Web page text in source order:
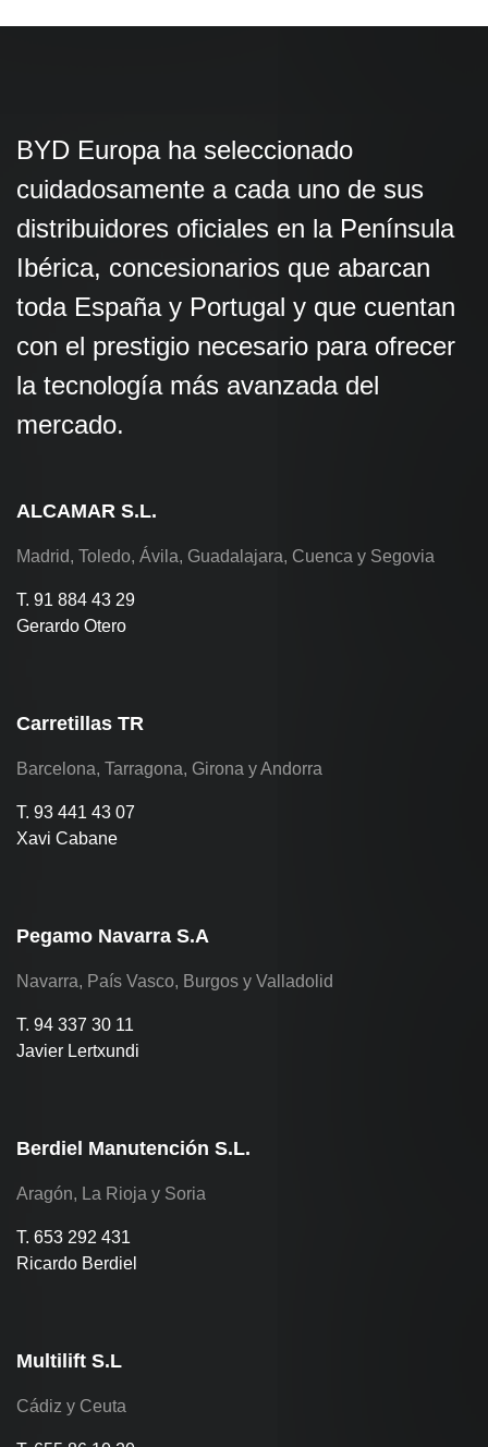
BYD Europa ha seleccionado
cuidadosamente a cada uno de sus
distribuidores oficiales en la Península
Ibérica, concesionarios que abarcan
toda España y Portugal y que cuentan
con el prestigio necesario para ofrecer
la tecnología más avanzada del
mercado.
ALCAMAR S.L.
Madrid, Toledo, Ávila, Guadalajara, Cuenca y Segovia
T. 91 884 43 29
Gerardo Otero
Carretillas TR
Barcelona, Tarragona, Girona y Andorra
T. 93 441 43 07
Xavi Cabane
Pegamo Navarra S.A
Navarra, País Vasco, Burgos y Valladolid
T. 94 337 30 11
Javier Lertxundi
Berdiel Manutención S.L.
Aragón, La Rioja y Soria
T. 653 292 431
Ricardo Berdiel
Multilift S.L
Cádiz y Ceuta